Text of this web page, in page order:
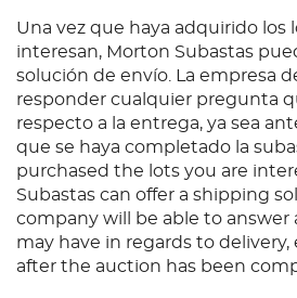
Una vez que haya adquirido los
interesan, Morton Subastas
solución de envío. La empresa
responder cualquier pregunta
respecto a la entrega, ya sea
que se haya completado la
purchased the lots you are
Subastas can offer a shipping
company will be able to answer
may have in regards to
after the auction has been